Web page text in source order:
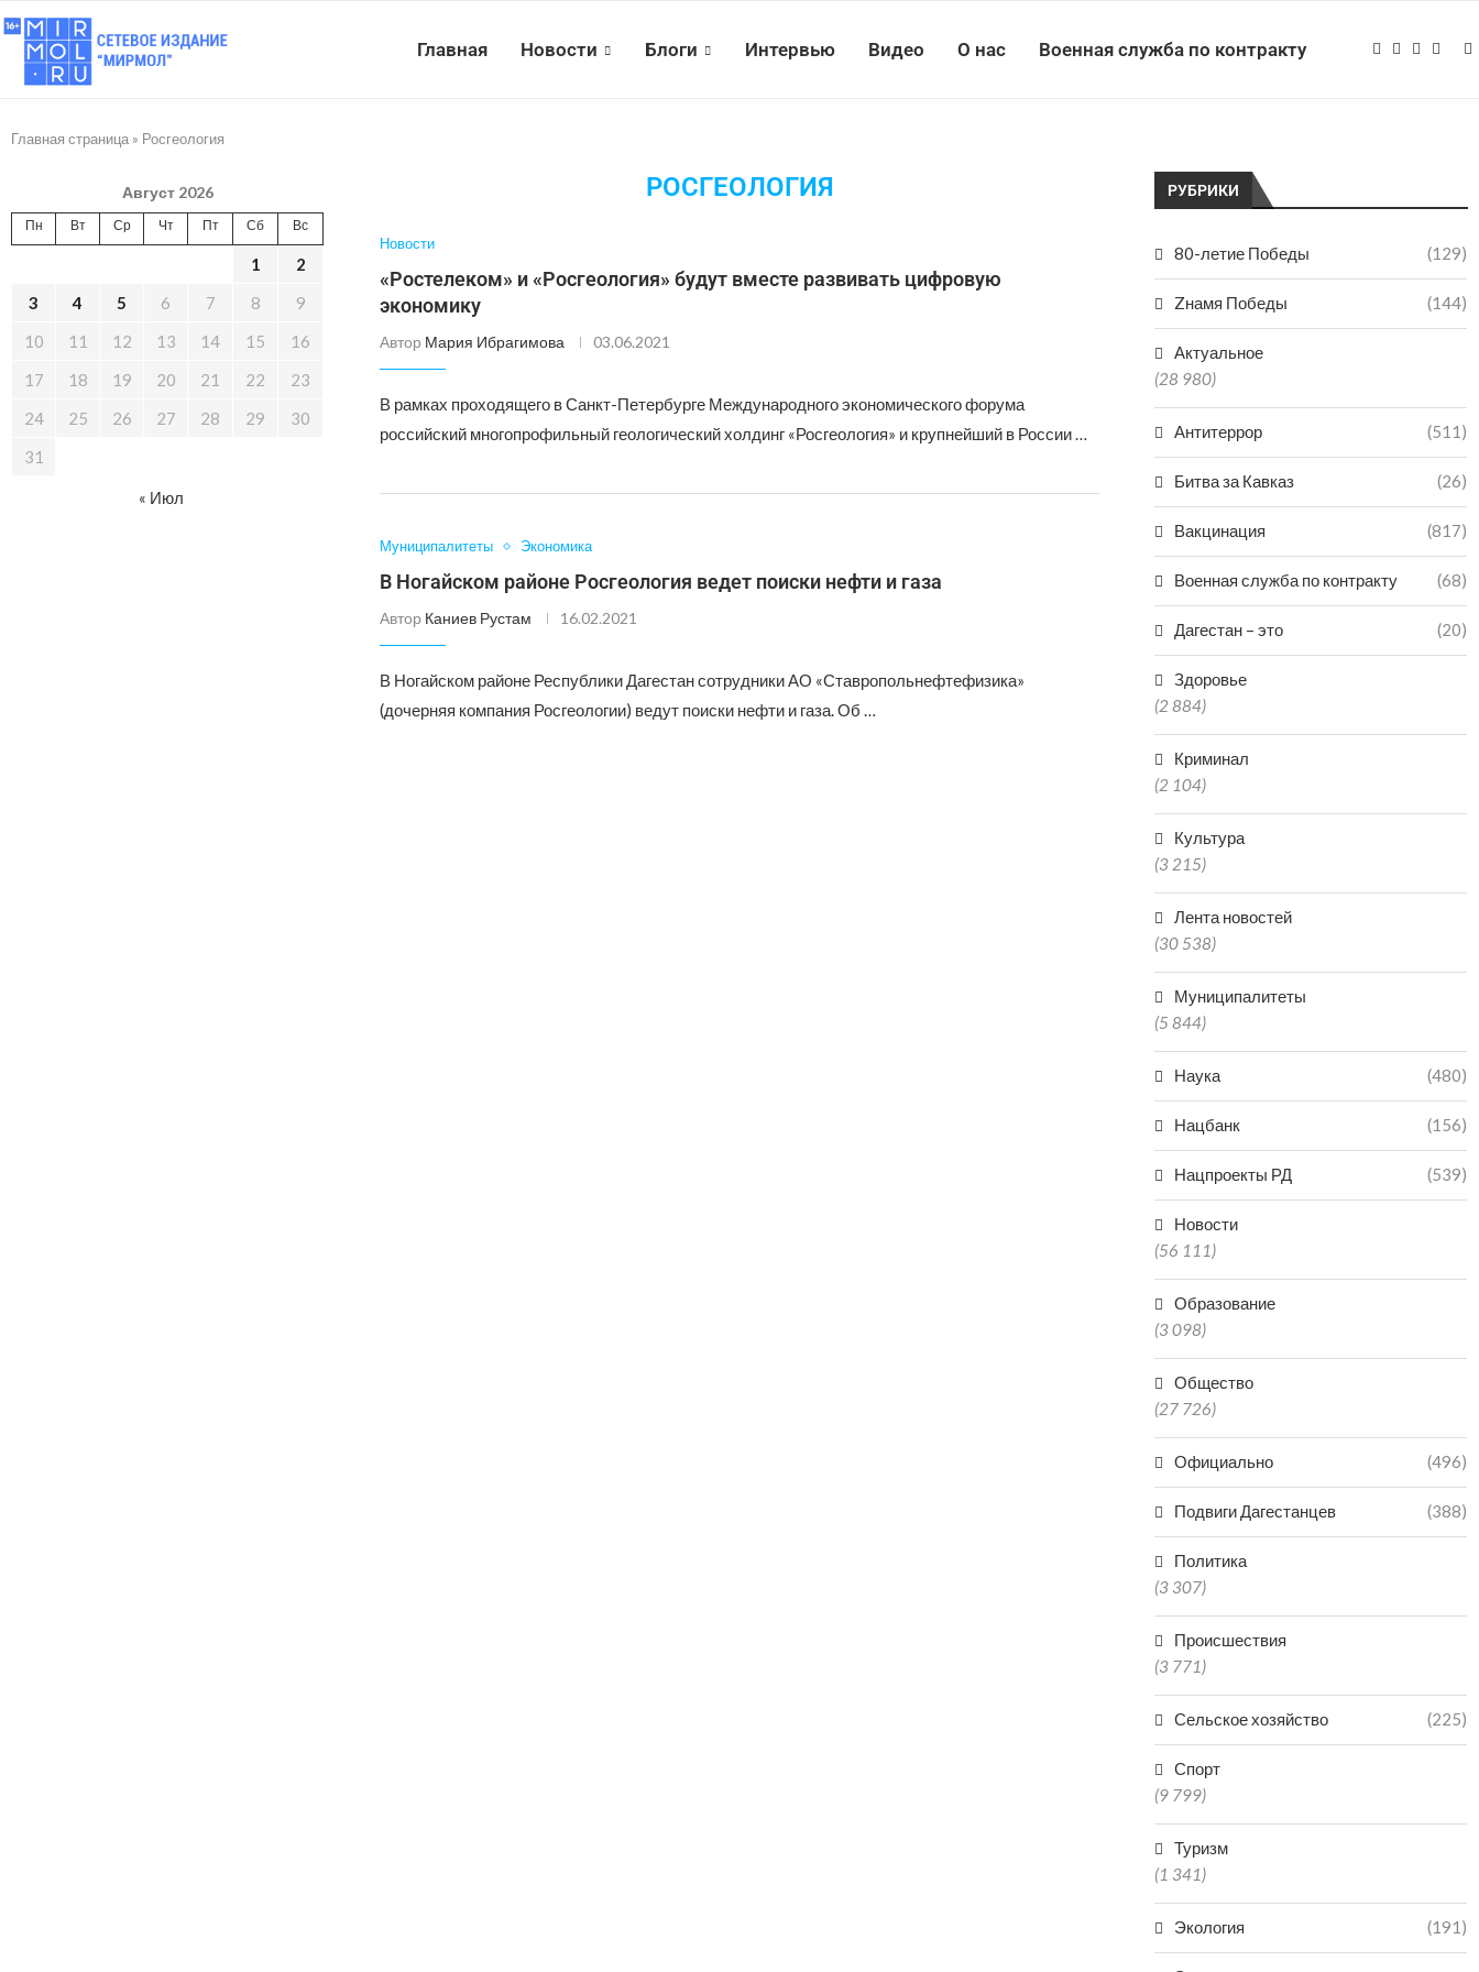
Главная Новости Блоги Интервью Видео О нас Военная служба по контракту
Главная страница » Росгеология
РОСГЕОЛОГИЯ
Новости
«Ростелеком» и «Росгеология» будут вместе развивать цифровую
экономику
Автор Мария Ибрагимова 03.06.2021
В рамках проходящего в Санкт-Петербурге Международного экономического форума
российский многопрофильный геологический холдинг «Росгеология» и крупнейший в России …
Муниципалитеты Экономика
В Ногайском районе Росгеология ведет поиски нефти и газа
Автор Каниев Рустам 16.02.2021
В Ногайском районе Республики Дагестан сотрудники АО «Ставропольнефтефизика»
(дочерняя компания Росгеологии) ведут поиски нефти и газа. Об …
РУБРИКИ
80-летие Победы (129)
Zнамя Победы (144)
Актуальное
(28 980)
Антитеррор (511)
Битва за Кавказ (26)
Вакцинация (817)
Военная служба по контракту (68)
Дагестан – это (20)
Здоровье
(2 884)
Криминал
(2 104)
Культура
(3 215)
Лента новостей
(30 538)
Муниципалитеты
(5 844)
Наука (480)
Нацбанк (156)
Нацпроекты РД (539)
Новости
(56 111)
Образование
(3 098)
Общество
(27 726)
Официально (496)
Подвиги Дагестанцев (388)
Политика
(3 307)
Происшествия
(3 771)
Сельское хозяйство (225)
Спорт
(9 799)
Туризм
(1 341)
Экология (191)
Август 2026
Пн Вт Ср Чт Пт Сб Вс
1
2
3
4 5 6 7 8
9
10
11 12 13 14 15
16
17
18 19 20 21 22
23
24
25 26 27 28 29
30
31
« Июл